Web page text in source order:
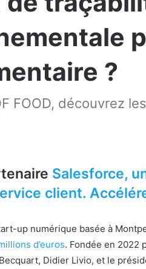
?
FOOD, découvrez
Salesforce,
client.
up numérique basée à
d’euros. Fondée en 2022
Didier Livio, et le